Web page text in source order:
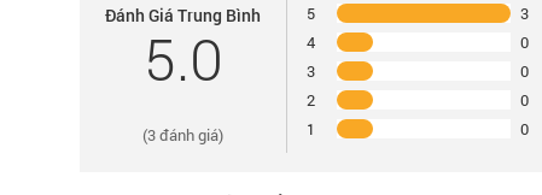
Đánh Giá Trung Bình
5.0
(3đánh giá)
5 3
4
0
3
0
2
0
1
0